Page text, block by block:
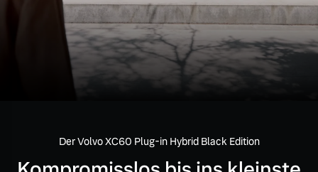
Mild-Hybrid
4 Modelle
Geschäftskunden
Volvo Gebrauchtwagenbörse
Gebrauchtwagen
Zubehörkatalog
Kontakt und Anfahrt
Unsere News & Events
Der Volvo XC60 Plug-in Hybrid Black Edition